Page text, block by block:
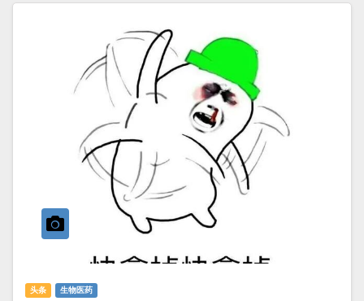
头条 生物医药